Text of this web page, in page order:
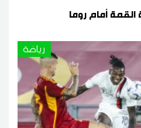
رياضة